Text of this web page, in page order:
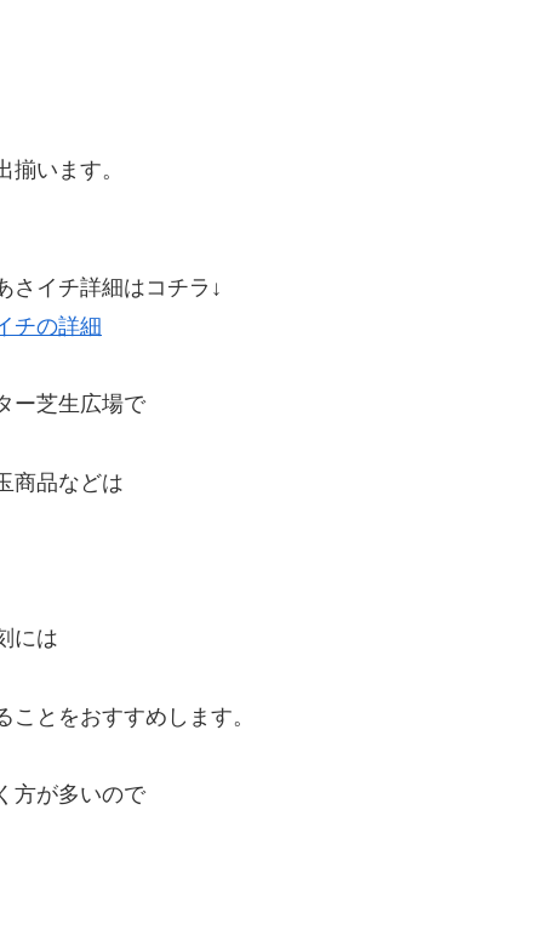
います。
さイチ詳細はコチラ↓
チの詳細
ー芝生広場で
商品などは
には
とをおすすめします。
方が多いので